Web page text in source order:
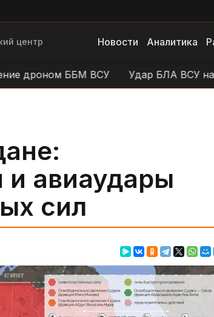
центр Новости Аналитика
дроном ББМ ВСУ Удар БЛА ВСУ на
авиаудары
сил